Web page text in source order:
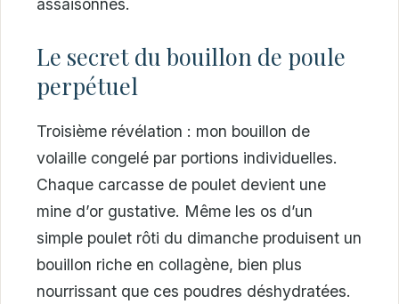
assaisonnés.
Le secret du bouillon de poule
perpétuel
Troisième révélation : mon bouillon de
volaille congelé par portions individuelles.
Chaque carcasse de poulet devient une
mine d’or gustative. Même les os d’un
simple poulet rôti du dimanche produisent un
bouillon riche en collagène, bien plus
nourrissant que ces poudres déshydratées.